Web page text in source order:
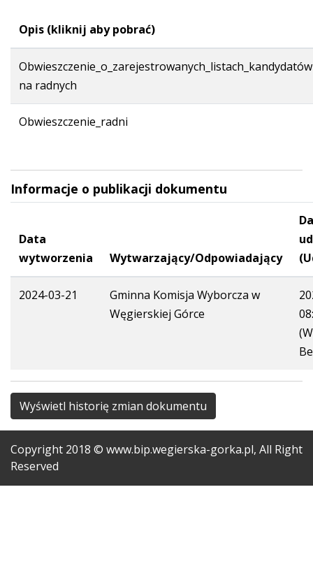
Opis (kliknij aby pobrać)
Obwieszczenie_o_zarejestrowanych_listach_kandydatów
na radnych
Obwieszczenie_radni
Informacje o publikacji dokumentu
Data
wytworzenia
Wytwarzający/Odpowiadający
2024-03-21
Gminna Komisja Wyborcza w
Węgierskiej Górce
Wyświetl historię zmian dokumentu
Copyright 2018 © www.bip.wegierska-gorka.pl, All Right
Reserved